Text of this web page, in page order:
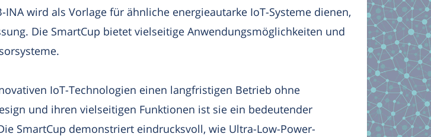
wird als Vorlage für ähnliche energieautarke IoT-Systeme dienen,
Die SmartCup bietet vielseitige Anwendungsmöglichkeiten und
IoT-Technologien einen langfristigen Betrieb ohne
und ihren vielseitigen Funktionen ist sie ein bedeutender
SmartCup demonstriert eindrucksvoll, wie Ultra-Low-Power-